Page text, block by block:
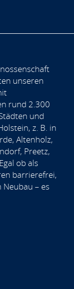
unseren
rund 2.300
und
z. B. in
Altenholz,
Preetz,
ob als
barrierefrei,
– es